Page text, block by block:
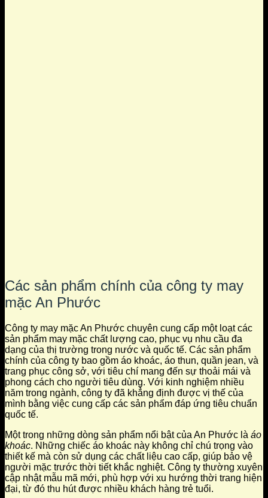
Các sản phẩm chính của công ty may
mặc An Phước
Công ty may mặc An Phước chuyên cung cấp một loạt các
sản phẩm may mặc chất lượng cao, phục vụ nhu cầu đa
dạng của thị trường trong nước và quốc tế. Các sản phẩm
chính của công ty bao gồm áo khoác, áo thun, quần jean, và
trang phục công sở, với tiêu chí mang đến sự thoải mái và
phong cách cho người tiêu dùng. Với kinh nghiệm nhiều
năm trong ngành, công ty đã khẳng định được vị thế của
mình bằng việc cung cấp các sản phẩm đáp ứng tiêu chuẩn
quốc tế.
Một trong những dòng sản phẩm nổi bật của An Phước là áo
khoác. Những chiếc áo khoác này không chỉ chú trọng vào
thiết kế mà còn sử dụng các chất liệu cao cấp, giúp bảo vệ
người mặc trước thời tiết khắc nghiệt. Công ty thường xuyên
cập nhật mẫu mã mới, phù hợp với xu hướng thời trang hiện
đại, từ đó thu hút được nhiều khách hàng trẻ tuổi.